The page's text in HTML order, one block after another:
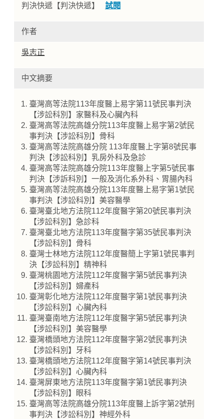
Home
判決快遞【判決快遞】 試閱
作者
吳志正
中文摘要
臺灣高等法院113年度醫上易字第11號民事判決
【涉訟科別】家醫科及心臟內科
臺灣高等法院高雄分院113年度醫上易字第2號民
事判決【涉訟科別】骨科
臺灣高等法院高雄分院 113年度醫上字第8號民事
判決【涉訟科別】乳房外科及急診
臺灣高等法院高雄分院113年度醫上字第5號民事
判決【涉訴科別】一般及消化系外科、胃腸內科
臺灣高等法院高雄分院113年度醫上易字第1號民
事判決【涉訟科別】美容醫學
臺灣臺北地方法院112年度醫字第20號民事判決
【涉訟科別】急診科
臺灣臺北地方法院113年度醫字第35號民事判決
【涉訟科別】骨科
臺灣士林地方法院112年度醫簡上字第1號民事判
決【涉訟科別】精神科
臺灣桃園地方法院112年度醫字第5號民事判決
【涉訟科別】婦產科
臺灣彰化地方法院112年度醫字第1號民事判決
【涉訟科別】心臟內科
臺灣臺南地方法院112年度醫字第5號民事判決
【涉訟科別】美容醫學
臺灣橋頭地方法院112年度醫字第2號民事判決
【涉訟科別】牙科
臺灣橋頭地方法院112年度醫字第14號民事判決
【涉訟科別】心臟內科
臺灣屏東地方法院113年度醫字第1號民事判決
【涉訟科別】眼科
臺灣高等法院高雄分院113年度醫上訴字第2號刑
事判決【涉訟科別】神經外科